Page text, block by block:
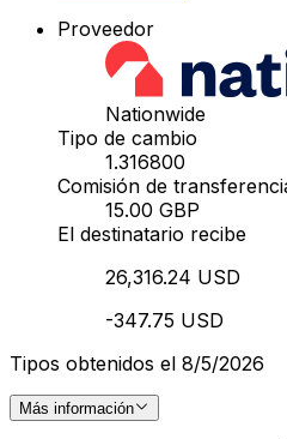
Proveedor
Nationwide
Tipo de cambio
1.316800
Comisión de
15.00 GBP
El destinatario recibe
26,316.24 USD
-347.75 USD
Tipos obtenidos el 8/5/2026
Más información